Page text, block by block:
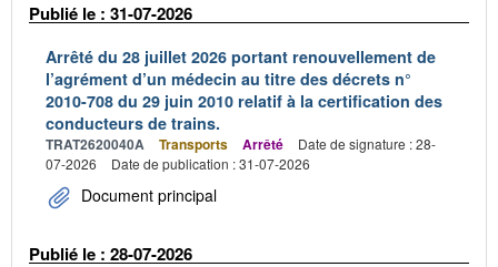
Publié le : 31-07-2026
Arrêté du 28 juillet 2026 portant renouvellement de
l’agrément d’un médecin au titre des décrets n°
2010-708 du 29 juin 2010 relatif à la certification des
conducteurs de trains.
TRAT2620040A Transports Arrêté
Date de signature : 28-
07-2026
Date de publication : 31-07-2026
Document principal
Publié le : 28-07-2026